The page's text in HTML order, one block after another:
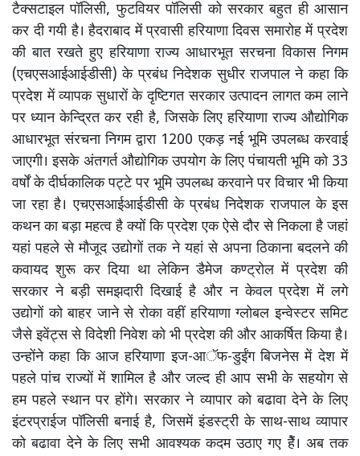
टैक्सटाइल पॉलिसी, फुटवियर पॉलिसी को सरकार बहुत ही आसान
कर दी गयी है। हैदराबाद में प्रवासी हरियाणा दिवस समारोह में प्रदेश
की बात रखते हुए हरियाणा राज्य आधारभूत सरचना विकास निगम
(एचएसआईआईडीसी) के प्रबंध निदेशक सुधीर राजपाल ने कहा कि
प्रदेश में व्यापक सुधारों के दृष्टिगत सरकार उत्पादन लागत कम लाने
पर ध्यान केन्द्रित कर रही है, जिसके लिए हरियाणा राज्य औद्योगिक
आधारभूत संरचना निगम द्वारा 1200 एकड़ नई भूमि उपलब्ध करवाई
जाएगी। इसके अंतगर्त औद्योगिक उपयोग के लिए पंचायती भूमि को 33
वर्षों के दीर्घकालिक पट्टे पर भूमि उपलब्ध करवाने पर विचार भी किया
जा रहा है। एचएसआईआईडीसी के प्रबंध निदेशक राजपाल के इस
कथन का बड़ा महत्व है क्यों कि प्रदेश एक ऐसे दौर से निकला है जहां
यहां पहले से मौजूद उद्योगों तक ने यहां से अपना ठिकाना बदलने की
कवायद शुरू कर दिया था लेकिन डैमेज कण्ट्रोल में प्रदेश की
सरकार ने बड़ी समझदारी दिखाई है और न केवल प्रदेश में लगे
उद्योगों को बाहर जाने से रोका वहीं हरियाणा ग्लोबल इन्वेस्टर समिट
जैसे इवेंट्स से विदेशी निवेश को भी प्रदेश की और आकर्षित किया है।
उन्होंने कहा कि आज हरियाणा इज-आॅफ-डुईंग बिजनेस में देश में
पहले पांच राज्यों में शामिल है और जल्द ही आप सभी के सहयोग से
हम पहले स्थान पर होंगे। सरकार ने व्यापार को बढावा देने के लिए
इंटरप्राईज पॉलिसी बनाई है, जिसमें इंडस्ट्री के साथ-साथ व्यापार
को बढावा देने के लिए सभी आवश्यक कदम उठाए गए हैें। अब तक